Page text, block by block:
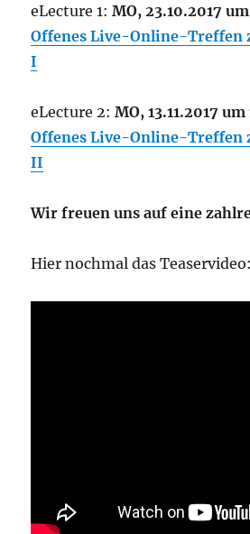
eLecture 1:MO, 23.10.2017
Offenes Live-Online-Treffen
I
eLecture 2: MO, 13.11.2017
Offenes Live-Online-Treffen
II
Wir freuen uns auf eine
Hier nochmal das Teaservideo: